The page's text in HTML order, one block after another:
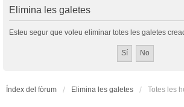
Elimina les galetes
Esteu segur que voleu eliminar totes les galetes
Índex del fòrum Elimina les galetes Totes les